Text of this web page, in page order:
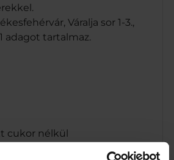
Váralja sor 1-3.,
adagot tartalmaz.
cukor nélkül